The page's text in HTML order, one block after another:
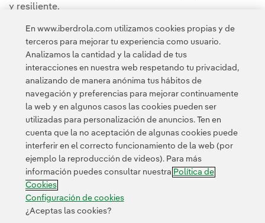
y resiliente.
Puedes leer la noticia completa en laSala de
comunicación de Iberdrola Energía Internacional.
Contacta Política de Privacidad Información legal
Política de cookies Configuración de cookies Accesibilidad
Canal de denuncias
© 2026 Iberdrola, S.A. Reservados todos los derechos.
En www.iberdrola.com utilizamos cookies propias y de
terceros para mejorar tu experiencia como usuario.
Analizamos la cantidad y la calidad de tus
interacciones en nuestra web respetando tu privacidad,
analizando de manera anónima tus hábitos de
navegación y preferencias para mejorar continuamente
la web y en algunos casos las cookies pueden ser
utilizadas para personalización de anuncios. Ten en
cuenta que la no aceptación de algunas cookies puede
interferir en el correcto funcionamiento de la web (por
ejemplo la reproducción de videos). Para más
información puedes consultar nuestra Política de
Cookies
Configuración de cookies
¿Aceptas las cookies?